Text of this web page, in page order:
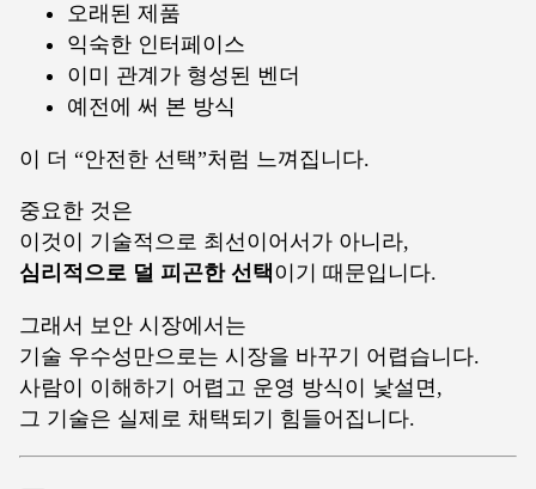
오래된 제품
익숙한 인터페이스
이미 관계가 형성된 벤더
예전에 써 본 방식
이 더 “안전한 선택”처럼 느껴집니다.
중요한 것은
이것이 기술적으로 최선이어서가 아니라,
심리적으로 덜 피곤한 선택이기 때문입니다.
그래서 보안 시장에서는
기술 우수성만으로는 시장을 바꾸기 어렵습니다.
사람이 이해하기 어렵고 운영 방식이 낯설면,
그 기술은 실제로 채택되기 힘들어집니다.